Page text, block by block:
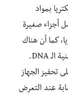
بمواد
أجزاء صغيرة
كما أن هناك
بعض الأنواع من اللقاحات يتم تصنيعها كليًا بتقنية الـ DNA.
تحفيز الجهاز
عند التعرض